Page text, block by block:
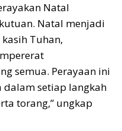
Natal
Natal menjadi
Tuhan,
semua. Perayaan ini
dalam setiap langkah
torang,” ungkap